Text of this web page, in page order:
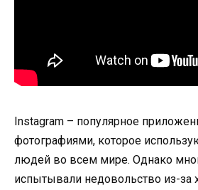
Instagram – популярное
фотографиями, которое
людей во всем мире. Однако
испытывали недовольство из-за